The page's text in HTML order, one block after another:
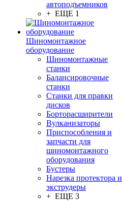
автоподъемников
+ ЕЩЕ 1
Шиномонтажное
оборудование
Шиномонтажные
станки
Балансировочные
станки
Станки для правки
дисков
Борторасширители
Вулканизаторы
Приспособления и
запчасти для
шиномонтажного
оборудования
Бустеры
Нарезка протектора и
экструдеры
+ ЕЩЕ 3